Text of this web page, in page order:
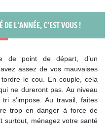
L’ANNÉE, C’EST VOUS !
de point de départ, d’un
assez de vos mauvaises
le cou. En couple, cela
ne dureront pas. Au niveau
s’impose. Au travail, faites
trop en danger à force de
surtout, ménagez votre santé